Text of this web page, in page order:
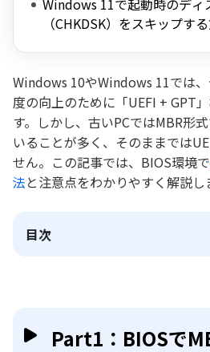
Windows 11で起動時のディ
（CHKDSK）をスキップす
Windows 10やWindows 11では
度の向上のために「UEFI + GPT
す。しかし、古いPCではMBR形
いることが多く、そのままでは
せん。この記事では、BIOS環境で
法と注意点をわかりやすく解説し
目次
Part1：BIOSで